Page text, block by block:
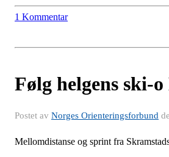
1 Kommentar
Følg helgens ski-
Postet av Norges Orienteringsforbund
Mellomdistanse og sprint fra